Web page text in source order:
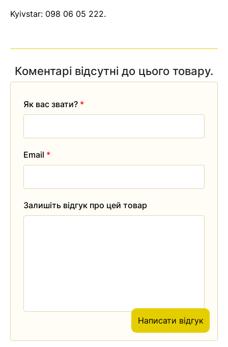
Kyivstar: 098 06 05 222.
Коментарі відсутні до цього товару.
Залишіть відгук про цей товар
Як вас звати? *
Email *
Написати відгук